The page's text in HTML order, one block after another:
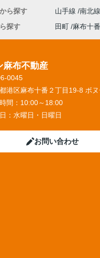
ら探す
山手線 南北線
探す
田町 麻布十番
麻布不動産
0045
港区麻布十番２丁目19-8 ボ
間： 10:00～18:00
： 水曜日・日曜日
お問い合わせ